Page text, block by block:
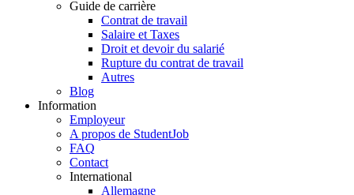
Guide de carrière
Contrat de travail
Salaire et Taxes
Droit et devoir du salarié
Rupture du contrat de travail
Autres
Blog
Information
Employeur
A propos de StudentJob
FAQ
Contact
International
Allemagne